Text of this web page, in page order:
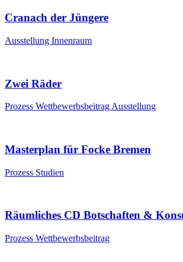
Cranach der Jüngere
Ausstellung Innenraum
Zwei Räder
Prozess Wettbewerbsbeitrag Ausstellung
Masterplan für Focke Bremen
Prozess Studien
Räumliches CD Botschaften &
Prozess Wettbewerbsbeitrag